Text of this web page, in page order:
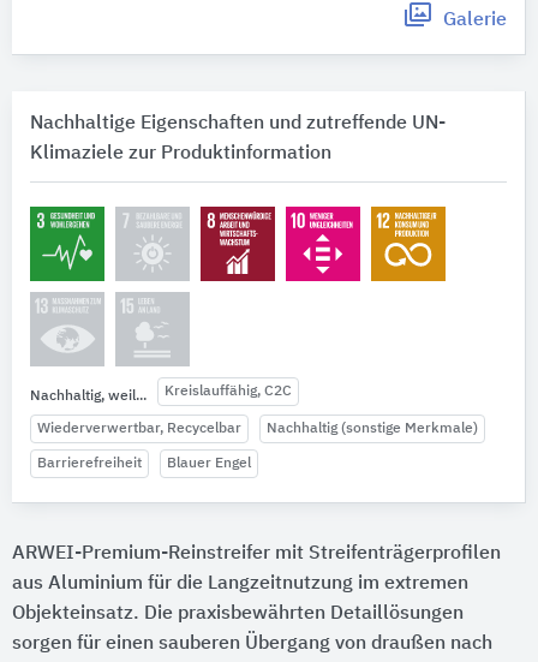
Galerie
Nachhaltige Eigenschaften und zutreffende UN-
Klimaziele zur Produktinformation
Nachhaltig, weil... Kreislauffähig, C2C
Wiederverwertbar, Recycelbar Nachhaltig (sonstige Merkmale)
Barrierefreiheit Blauer Engel
ARWEI-Premium-Reinstreifer mit Streifenträgerprofilen
aus Aluminium für die Langzeitnutzung im extremen
Objekteinsatz. Die praxisbewährten Detaillösungen
sorgen für einen sauberen Übergang von draußen nach